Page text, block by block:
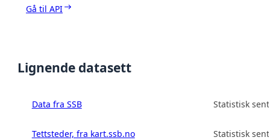
Gå til API
Lignende datasett
Data fra SSB Statistisk
Tettsteder, fra kart.ssb.no Statistisk